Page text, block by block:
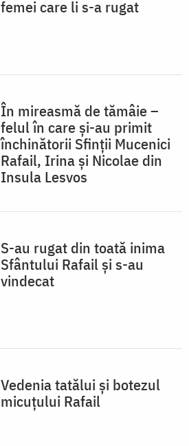
femei care li s-a rugat
În mireasmă de tămâie –
felul în care și-au primit
închinătorii Sfinții Mucenici
Rafail, Irina și Nicolae din
Insula Lesvos
S-au rugat din toată inima
Sfântului Rafail și s-au
vindecat
Vedenia tatălui și botezul
micuțului Rafail